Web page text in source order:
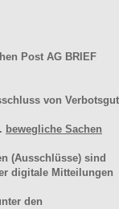
Post AG BRIEF
von Verbotsgut
bewegliche Sachen
(Ausschlüsse) sind
digitale Mitteilungen
den